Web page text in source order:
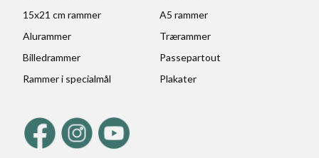
15x21 cm rammer
A5 rammer
Alurammer
Trærammer
Billedrammer
Passepartout
Rammer i specialmål
Plakater